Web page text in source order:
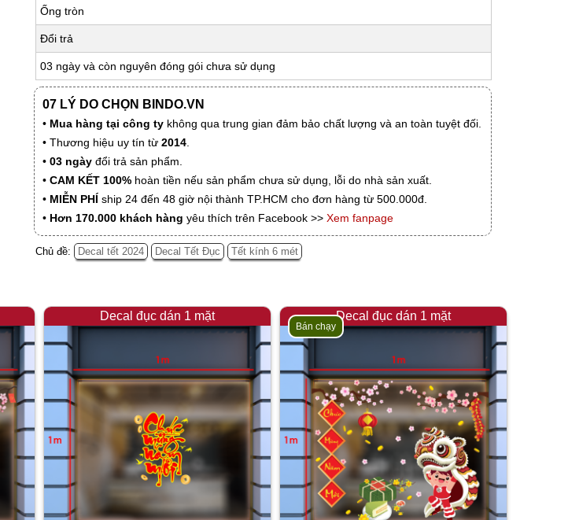
Ống tròn
Đổi trả
03 ngày và còn nguyên đóng gói chưa sử dụng
07 LÝ DO CHỌN BINDO.VN
• Mua hàng tại công ty không qua trung gian đảm bảo chất lượng và an toàn tuyệt đối.
• Thương hiệu uy tín từ 2014
• 03 ngày đổi trả sản phẩm.
• CAM KẾT 100% hoàn tiền nếu sản phẩm chưa sử dụng, lỗi do nhà sản xuất.
• MIỄN PHÍ ship 24 đến 48 giờ nội thành TP.HCM cho đơn hàng từ 500.000đ.
• Hơn 170.000 khách hàng yêu thích trên Facebook >> Xem fanpage
Chủ đề: Decal tết 2024 Decal Tết Đục Tết kính 6 mét
Decal đục dán 1 mặt Decal đục dán 1 mặt
Bán chạy